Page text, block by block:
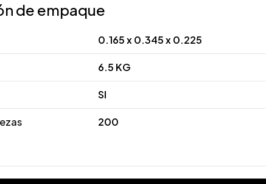
de empaque
0.165 x 0.345 x 0.225
6.5 KG
SI
200